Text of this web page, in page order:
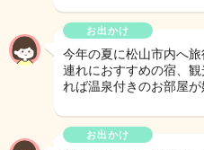
お出かけ
今年の夏に松山市内へ
連れにおすすめの宿、
れば温泉付きのお部屋
お出かけ